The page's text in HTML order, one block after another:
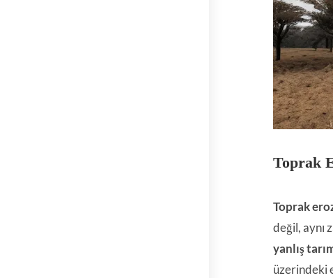
Toprak
Toprak
değil, aynı
yanlış
üzerindeki